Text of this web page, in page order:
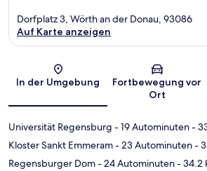
Karte
Dorfplatz 3, Wörth an der Donau, 93086
Auf Karte anzeigen
In der Umgebung
Fortbewegung vor
Ort
Universität Regensburg - 19 Autominuten-
Kloster Sankt Emmeram- 23 Autominuten-
Regensburger Dom- 24 Autominuten- 34.2